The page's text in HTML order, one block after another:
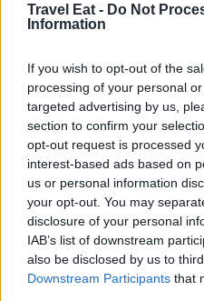
Travel Eat - Do Not
Information
If you wish to opt-out of the
processing of your personal
targeted advertising by us,
section to confirm your
opt-out request is processed
interest-based ads based on
us or personal information
your opt-out. You may
disclosure of your personal
IAB’s list of downstream
also be disclosed by us to
Downstream Participants that